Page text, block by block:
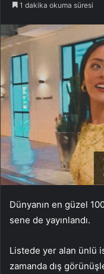
1 dakika okuma süresi
Dünyanın en güzel
sene de yayınlandı.
Listede yer alan ünlü
zamanda dış